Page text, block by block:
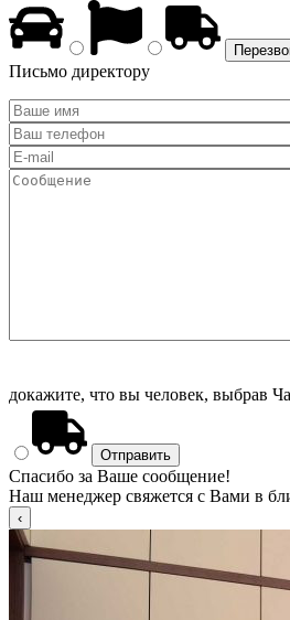
Письмо директору
докажите, что вы человек, выбрав
Спасибо за Ваше сообщение!
Наш менеджер свяжется с Вами в